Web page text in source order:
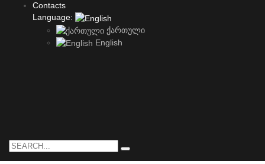
Contacts
Language:
ქართული
English